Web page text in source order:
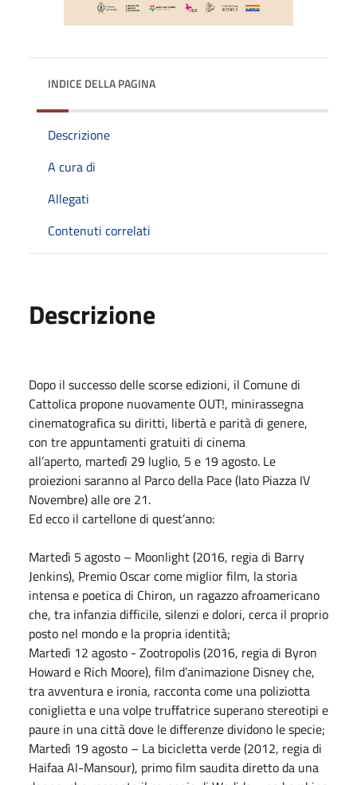
INDICE DELLA PAGINA
Descrizione
A cura di
Allegati
Contenuti correlati
Descrizione
Dopo il successo delle scorse edizioni, il Comune di
Cattolica propone nuovamente OUT!, minirassegna
cinematografica su diritti, libertà e parità di genere,
con tre appuntamenti gratuiti di cinema
all’aperto, martedì 29 luglio, 5 e 19 agosto. Le
proiezioni saranno al Parco della Pace (lato Piazza IV
Novembre) alle ore 21.
Ed ecco il cartellone di quest’anno:
Martedì 5 agosto – Moonlight (2016, regia di Barry
Jenkins), Premio Oscar come miglior film, la storia
intensa e poetica di Chiron, un ragazzo afroamericano
che, tra infanzia difficile, silenzi e dolori, cerca il proprio
posto nel mondo e la propria identità;
Martedì 12 agosto - Zootropolis (2016, regia di Byron
Howard e Rich Moore), film d’animazione Disney che,
tra avventura e ironia, racconta come una poliziotta
coniglietta e una volpe truffatrice superano stereotipi e
paure in una città dove le differenze dividono le specie;
Martedì 19 agosto – La bicicletta verde (2012, regia di
Haifaa Al-Mansour), primo film saudita diretto da una